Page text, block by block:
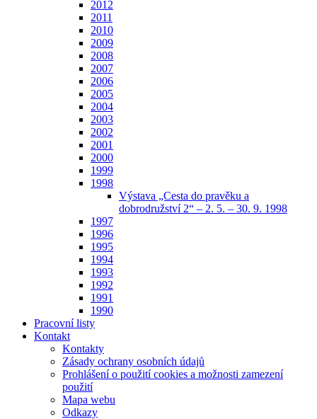
2012
2011
2010
2009
2008
2007
2006
2005
2004
2003
2002
2001
2000
1999
1998
Výstava „Cesta do pravěku a
dobrodružství 2“ – 2. 5. – 30. 9. 1998
1997
1996
1995
1994
1993
1992
1991
1990
Pracovní listy
Kontakt
Kontakty
Zásady ochrany osobních údajů
Prohlášení o použití cookies a možnosti zamezení
použití
Mapa webu
Odkazy